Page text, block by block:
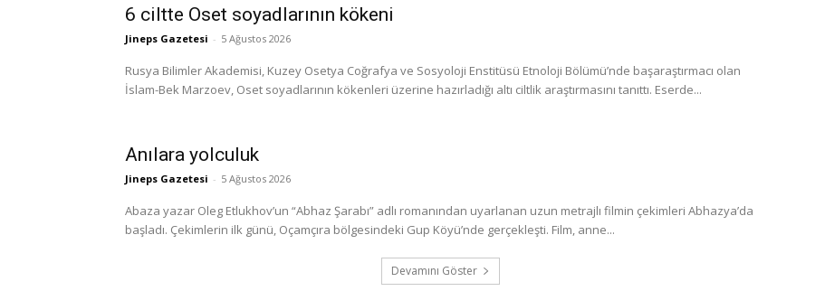
6 ciltte Oset soyadlarının kökeni
Jineps Gazetesi - 5 Ağustos 2026
Rusya Bilimler Akademisi, Kuzey Osetya Coğrafya ve Sosyoloji Enstitüsü Etnoloji Bölümü’nde başaraştırmacı olan
İslam-Bek Marzoev, Oset soyadlarının kökenleri üzerine hazırladığı altı ciltlik araştırmasını tanıttı. Eserde...
Anılara yolculuk
Jineps Gazetesi - 5 Ağustos 2026
Abaza yazar Oleg Etlukhov’un “Abhaz Şarabı” adlı romanından uyarlanan uzun metrajlı filmin çekimleri Abhazya’da
başladı. Çekimlerin ilk günü, Oçamçıra bölgesindeki Gup Köyü’nde gerçekleşti. Film, anne...
Devamını Göster